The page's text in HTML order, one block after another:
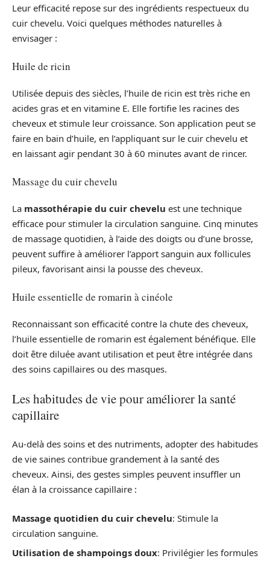
Leur efficacité repose sur des ingrédients respectueux du
cuir chevelu. Voici quelques méthodes naturelles à
envisager :
Huile de ricin
Utilisée depuis des siècles, l’huile de ricin est très riche en
acides gras et en vitamine E. Elle fortifie les racines des
cheveux et stimule leur croissance. Son application peut se
faire en bain d’huile, en l’appliquant sur le cuir chevelu et
en laissant agir pendant 30 à 60 minutes avant de rincer.
Massage du cuir chevelu
La massothérapie du cuir chevelu est une technique
efficace pour stimuler la circulation sanguine. Cinq minutes
de massage quotidien, à l’aide des doigts ou d’une brosse,
peuvent suffire à améliorer l’apport sanguin aux follicules
pileux, favorisant ainsi la pousse des cheveux.
Huile essentielle de romarin à cinéole
Reconnaissant son efficacité contre la chute des cheveux,
l’huile essentielle de romarin est également bénéfique. Elle
doit être diluée avant utilisation et peut être intégrée dans
des soins capillaires ou des masques.
Les habitudes de vie pour améliorer la santé
capillaire
Au-delà des soins et des nutriments, adopter des habitudes
de vie saines contribue grandement à la santé des
cheveux. Ainsi, des gestes simples peuvent insuffler un
élan à la croissance capillaire :
Massage quotidien du cuir chevelu: Stimule la
circulation sanguine.
Utilisation de shampoings doux: Privilégier les formules